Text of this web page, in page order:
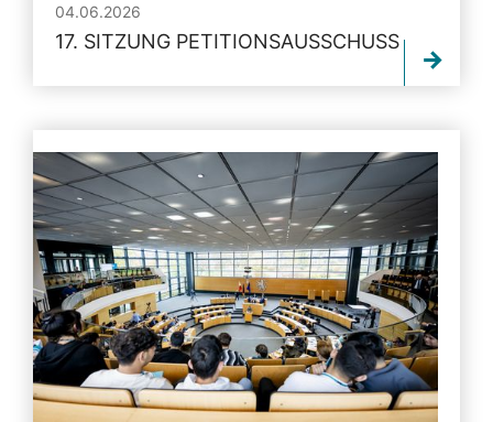
04.06.2026
17. SITZUNG PETITIONSAUSSCHUSS